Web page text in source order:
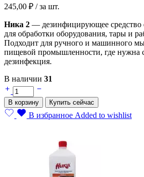
245,00 ₽ / за шт.
Ника 2 — дезинфицирующее
для обработки оборудования, тары и
Подходит для ручного и машинного
пищевой промышленности, где нужна
дезинфекция.
В наличии 31
Ника
2
1кг
НДС20%
В корзину Купить сейчас
В избранное Added to wishlist